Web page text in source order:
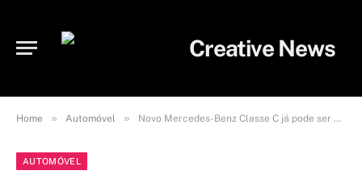
Home » Automóvel » Novo Mercedes-Benz Classe C já pode ser encomendado em versão híbrida plug-in
AUTOMÓVEL